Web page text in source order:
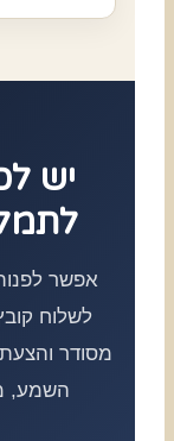
יש
אפשר
לשלוח
מסודר
השמע,